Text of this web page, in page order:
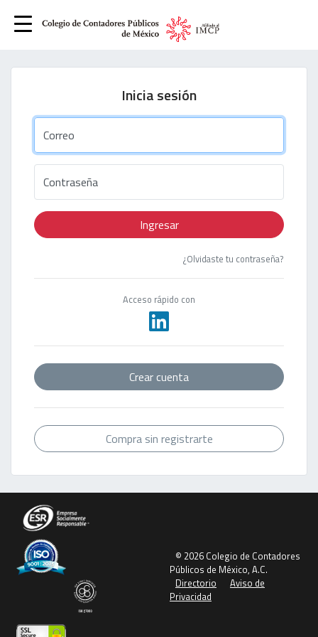
Inicia sesión
Correo
Contraseña
Ingresar
¿Olvidaste tu contraseña?
Acceso rápido con
Crear cuenta
Compra sin registrarte
© 2026 Colegio de Contadores
Públicos de México, A.C.
Directorio
Aviso de
Privacidad